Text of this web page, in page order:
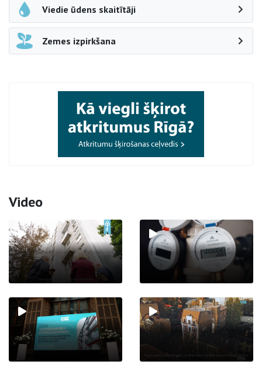
Viedie ūdens skaitītāji
Zemes izpirkšana
Video